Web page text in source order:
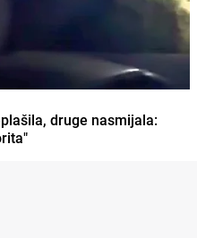
druge nasmijala: